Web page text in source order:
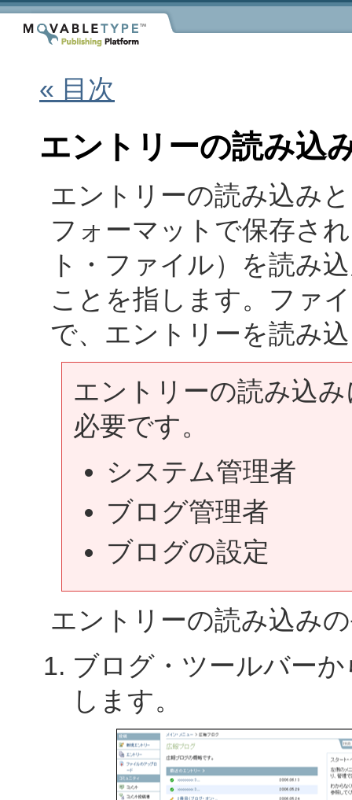
« 目次
エントリーの読み込
エントリーの読み込み
フォーマットで保存さ
ト・ファイル）を読み
ことを指します。ファ
で、エントリーを読み
エントリーの読み込
必要です。
システム管理者
ブログ管理者
ブログの設定
エントリーの読み込み
ブログ・ツールバーか
します。